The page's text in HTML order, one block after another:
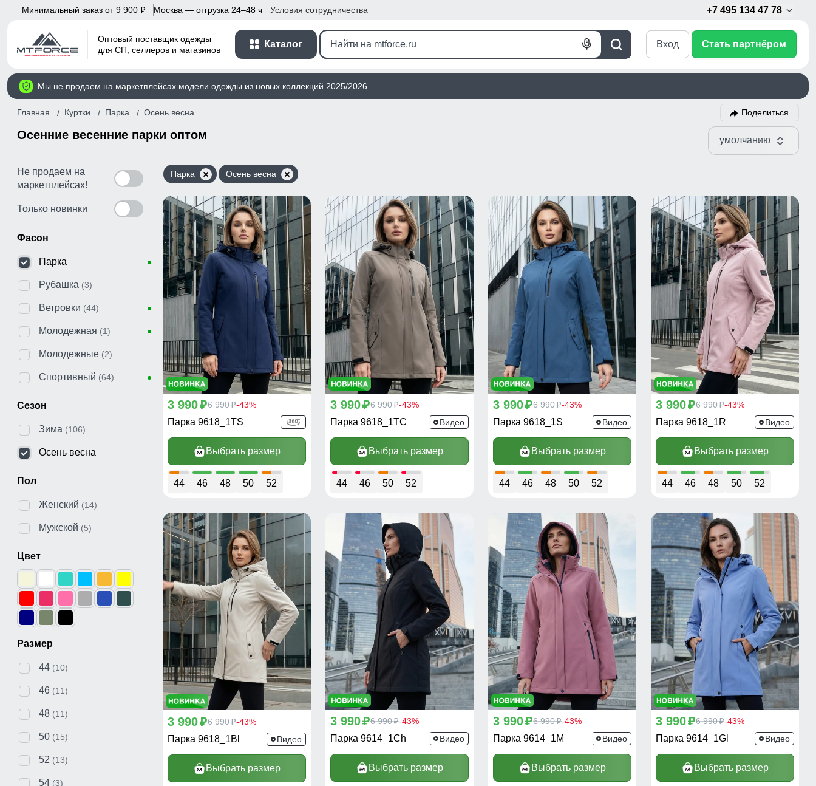
Минимальный заказ от 9 900 p Москва — отгрузка 24–48 ч Условия сотрудничества +7 495 134 47 78
Оптовый поставщик одежды
для СП, селлеров и магазинов
Каталог
Поиск
Голосовой
Вход Стать партнёром
Мы не продаем на маркетплейсах модели одежды из новых коллекций 2025/2026
Главная Куртки Парка Осень весна Поделиться
Осенние весенние парки оптом умолчанию
Не продаем на
маркетплейсах!
Только новинки
Фасон
Парка
Рубашка (3)
Ветровки (44)
Молодежная (1)
Молодежные (2)
Спортивный (64)
Сезон
Зима (106)
Осень весна
Пол
Женский (14)
Мужской (5)
Цвет
Размер
44 (10)
46 (11)
48 (11)
50 (15)
52 (13)
54 (3)
Парка Осень весна
3 990p6 990p-43%
Парка 9618_1TS
Выбрать размер
44 46 48 50 52
3 990p6 990p-43%
Парка 9618_1TC Видео
Выбрать размер
44 46 50 52
3 990p6 990p-43%
Парка 9618_1S Видео
Выбрать размер
44 46 48 50 52
3 990p6 990p-43%
Парка 9618_1R Видео
Выбрать размер
44 46 48 50 52
3 990p6 990p-43%
Парка 9618_1Bl Видео
Выбрать размер
3 990p6 990p-43%
Парка 9614_1Ch Видео
Выбрать размер
3 990p6 990p-43%
Парка 9614_1M Видео
Выбрать размер
3 990p6 990p-43%
Парка 9614_1Gl Видео
Выбрать размер